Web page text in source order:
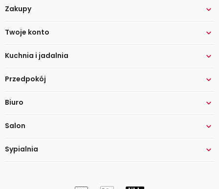
Zakupy 
Twoje konto 
Kuchnia i jadalnia 
Przedpokój 
Biuro 
Salon 
Sypialnia 